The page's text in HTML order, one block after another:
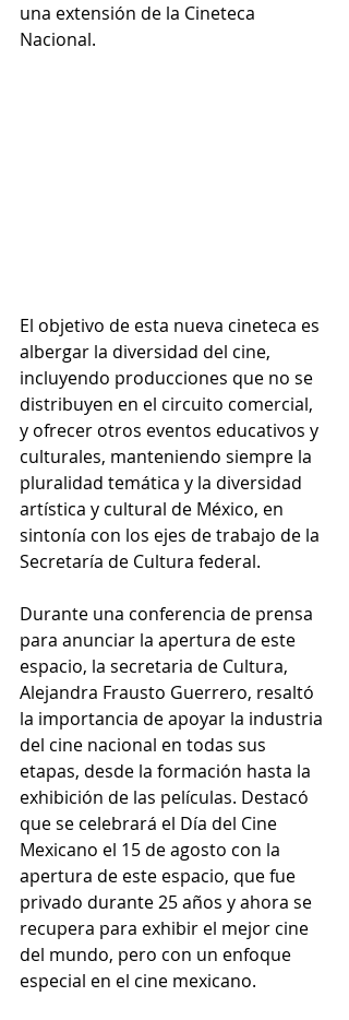
una extensión de la Cineteca
Nacional.
El objetivo de esta nueva cineteca es
albergar la diversidad del cine,
incluyendo producciones que no se
distribuyen en el circuito comercial,
y ofrecer otros eventos educativos y
culturales, manteniendo siempre la
pluralidad temática y la diversidad
artística y cultural de México, en
sintonía con los ejes de trabajo de la
Secretaría de Cultura federal.
Durante una conferencia de prensa
para anunciar la apertura de este
espacio, la secretaria de Cultura,
Alejandra Frausto Guerrero, resaltó
la importancia de apoyar la industria
del cine nacional en todas sus
etapas, desde la formación hasta la
exhibición de las películas. Destacó
que se celebrará el Día del Cine
Mexicano el 15 de agosto con la
apertura de este espacio, que fue
privado durante 25 años y ahora se
recupera para exhibir el mejor cine
del mundo, pero con un enfoque
especial en el cine mexicano.